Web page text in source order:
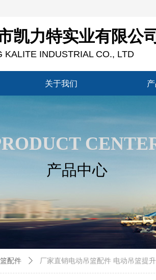
关于我们
凯力特实业有限公司
KALITE INDUSTRIAL CO., LTD
配件 ꄲ 厂家直销电动吊篮配件 电动吊篮提
产品中心